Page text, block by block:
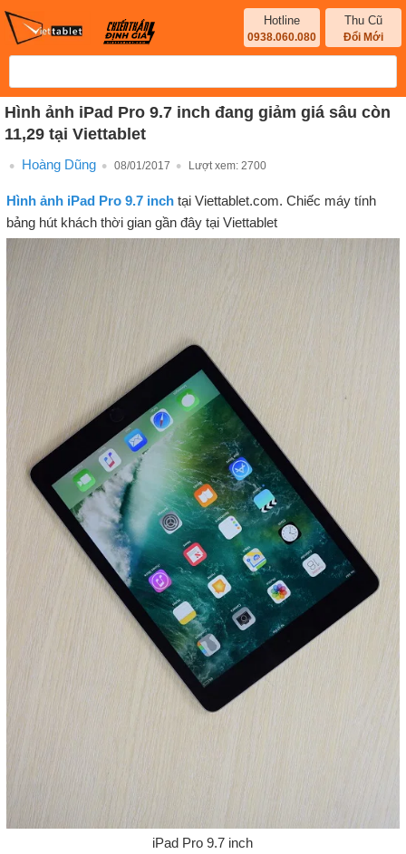
Hotline
0938.060.080
Thu Cũ
Đổi Mới
Hình ảnh iPad Pro 9.7 inch đang giảm giá sâu còn
11,29 tại Viettablet
Hoàng Dũng 08/01/2017 Lượt xem: 2700
Hình ảnh iPad Pro 9.7 inchtại Viettablet.com. Chiếc máy tính
bảng hút khách thời gian gần đây tại Viettablet
iPad Pro 9.7 inch